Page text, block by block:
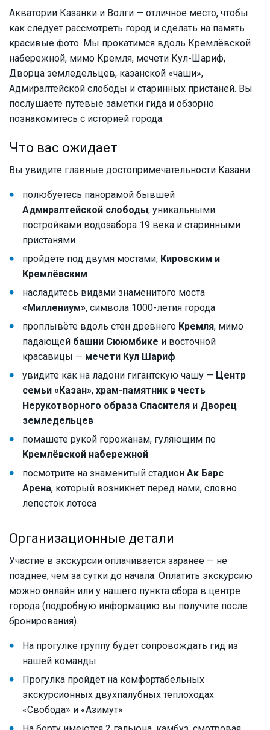
Акватории Казанки и Волги — отличное место, чтобы
как следует рассмотреть город и сделать на память
красивые фото. Мы прокатимся вдоль Кремлёвской
набережной, мимо Кремля, мечети Кул-Шариф,
Дворца земледельцев, казанской «чаши»,
Адмиралтейской слободы и старинных пристаней. Вы
послушаете путевые заметки гида и обзорно
познакомитесь с историей города.
Что вас ожидает
Вы увидите главные достопримечательности Казани:
полюбуетесь панорамой бывшей
Адмиралтейской слободы, уникальными
постройками водозабора 19 века и старинными
пристанями
пройдёте под двумя мостами, Кировским и
Кремлёвским
насладитесь видами знаменитого моста
«Миллениум», символа 1000-летия города
проплывёте вдоль стен древнего Кремля, мимо
падающей башни Сююмбике и восточной
красавицы — мечети Кул Шариф
увидите как на ладони гигантскую чашу — Центр
семьи «Казан», храм-памятник в честь
Нерукотворного образа Спасителя и Дворец
земледельцев
помашете рукой горожанам, гуляющим по
Кремлёвской набережной
посмотрите на знаменитый стадион Ак Барс
Арена, который возникнет перед нами, словно
лепесток лотоса
Организационные детали
Участие в экскурсии оплачивается заранее — не
позднее, чем за сутки до начала. Оплатить экскурсию
можно онлайн или у нашего пункта сбора в центре
города (подробную информацию вы получите после
бронирования).
На прогулке группу будет сопровождать гид из
нашей команды
Прогулка пройдёт на комфортабельных
экскурсионных двухпалубных теплоходах
«Свобода» и «Азимут»